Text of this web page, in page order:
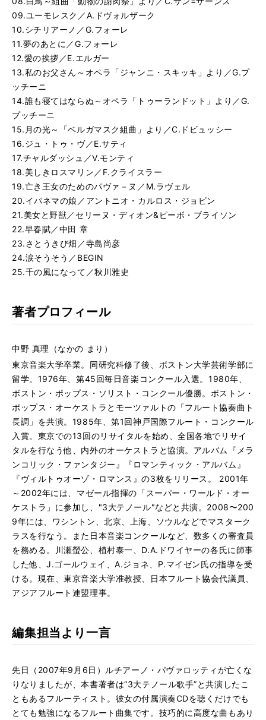
09.ユーモレスク／A.ドヴォルザーク
10.シチリアーノ／G.フォーレ
11.夢のあとに／G.フォーレ
12.愛の挨拶／E.エルガー
13.私のお父さん～オペラ「ジャンニ・スキッキ」より／G.プ
ッチーニ
14.誰も寝てはならぬ～オペラ「トゥーランドット」より／G.
プッチーニ
15.月の光～「ベルガマスク組曲」より／C.ドビュッシー
16.ジュ・トゥ・ヴ／E.サティ
17.チャルダッシュ／V.モンティ
18.美しきロスマリン／F.クライスラー
19.亡き王女のためのパヴァ－ヌ／M.ラヴェル
20.イパネマの娘／アントニオ・カルロス・ジョビン
21.美女と野獣／セリーヌ・ディオン&ピーボ・ブライソン
22.早春賦／中田 章
23.さとうきび畑／寺島尚彦
24.涙そうそう／BEGIN
25.千の風になって／秋川雅史
著者プロフィール
中野 真理（なかの まり）
東京音楽大学卒業。同研究科修了後、ボストン大学芸術学部に
留学。1976年、第45回毎日音楽コンクール入選。1980年、
ボストン・ポップス・ソリスト・コンクール優勝。ボストン・
ポップス・オーケストラとモーツァルトの「フルート協奏曲ト
長調」を共演。1985年、第1回神戸国際フルート・コンクール
入賞。東京での13回のリサイタルを始め、全国各地でリサイ
タルを行なう他、内外のオーケストラと協演。アルバム『メラ
ンコリック・ファンタジー』『ロマンティック・アルバム』
『ヴィルトゥオーゾ・ロマンス』の3枚をリリース。 2001年
～2002年には、マゼール指揮の「スーパー・ワールド・オー
ケストラ」に参加し、"3大テノール"などと共演。2008〜200
9年には、ワシントン、北京、上海、ソウルなどでマスターク
ラスを行なう。また日本音楽コンクールなど、数多くの審査員
を務める。川瀬螢公、植村泰一、D.A.ドワイヤーの各氏に師事
した他、J.ゴールウェイ、A.ジョネ、P.マイゼン氏の指導を受
ける。現在、東京音楽大学准教授、日本フルート協会代議員、
アジアフルート連盟理事。
編集担当より一言
先日（2007年9月6日）ルチアーノ・パヴァロッティが亡くな
りなりましたが、本書著者は“3大テノール歌手”と共演したこ
ともあるフルーティスト。彼女の付属演奏CDを聴くだけでも
とても勉強になるフルート曲集です。技巧的に高度な曲もあり